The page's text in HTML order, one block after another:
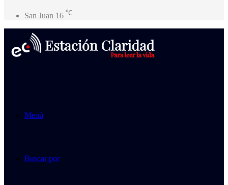
San Juan 16 ℃
Menú
Buscar por